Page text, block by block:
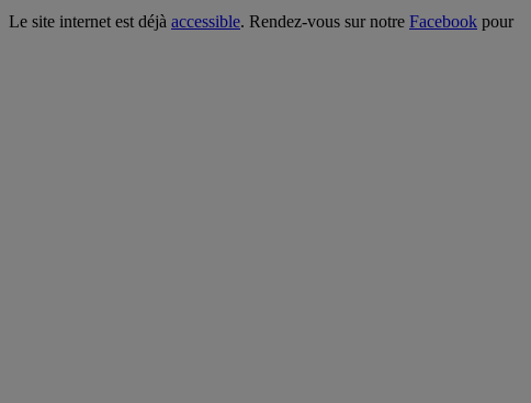
Le site internet est déjà accessible. Rendez-vous sur notre Facebook pour